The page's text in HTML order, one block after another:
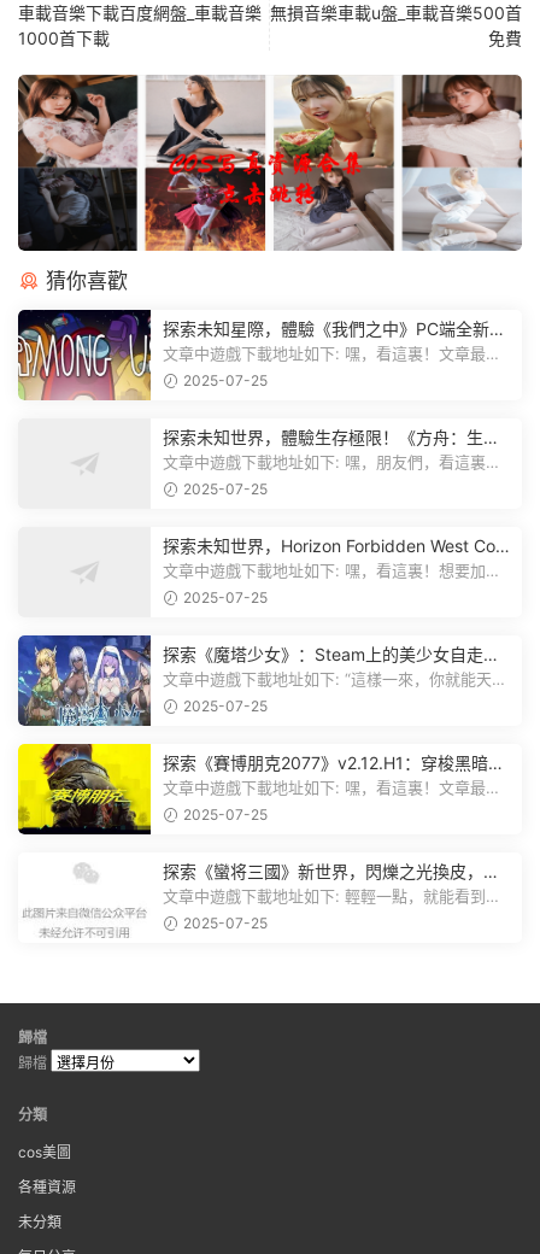
車載音樂下載百度網盤_車載音樂
1000首下載
無損音樂車載u盤_車載音樂500首
免費
猜你喜歡
探索未知星際，體驗《我們之中》PC端全新版
本
文章中遊戲下載地址如下: 嘿，看這裏！文章最後
有個圖片，點一下就能加入我們遊...
2025-07-25
探索未知世界，體驗生存極限！《方舟：生存
飛升》v38.9中文版全新升級！
文章中遊戲下載地址如下: 嘿，朋友們，看這裏！
《方舟：生存飛升》這個遊戲超火...
2025-07-25
探索未知世界，Horizon Forbidden West Com
plete Edition正式發布！
文章中遊戲下載地址如下: 嘿，看這裏！想要加入
遊戲資源分享群，就點文章最後那...
2025-07-25
探索《魔塔少女》：Steam上的美少女自走
棋，戰鬥與策略的雙重盛宴！
文章中遊戲下載地址如下: “這樣一來，你就能天天
2025-07-25
探索《賽博朋克2077》v2.12.H1：穿梭黑暗都
市，感受未來世界的震撼
文章中遊戲下載地址如下: 嘿，看這裏！文章最後
有個圖片，點一下就能加入我們的...
2025-07-25
探索《蠻将三國》新世界，閃爍之光換皮，共
赴手遊盛宴！
文章中遊戲下載地址如下: 輕輕一點，就能看到原
文。 滑動一下屏幕，就能看到...
2025-07-25
歸檔
歸檔
分類
cos美圖
各種資源
未分類